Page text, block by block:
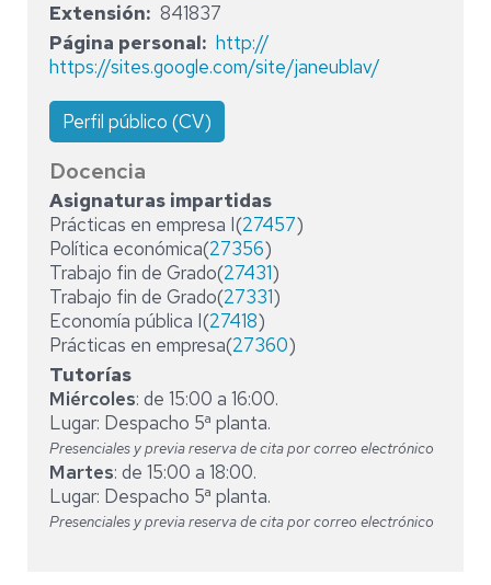
Extensión
841837
Página personal
http://
https://sites.google.com/site/janeublav/
Perfil público (CV)
Docencia
Asignaturas impartidas
Prácticas en empresa I(27457)
Política económica(27356)
Trabajo fin de Grado(27431)
Trabajo fin de Grado(27331)
Economía pública I(27418)
Prácticas en empresa(27360)
Tutorías
Miércoles: de 15:00 a 16:00.
Lugar: Despacho 5ª planta.
Presenciales y previa reserva de cita por correo electrónico
Martes: de 15:00 a 18:00.
Lugar: Despacho 5ª planta.
Presenciales y previa reserva de cita por correo electrónico